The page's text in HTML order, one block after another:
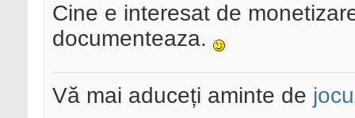
Cine e interesat de
documenteaza.
Vă mai aduceți aminte de